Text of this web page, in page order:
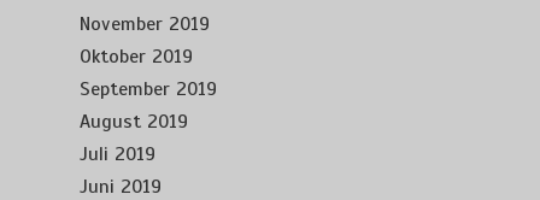
November 2019
Oktober 2019
September 2019
August 2019
Juli 2019
Juni 2019